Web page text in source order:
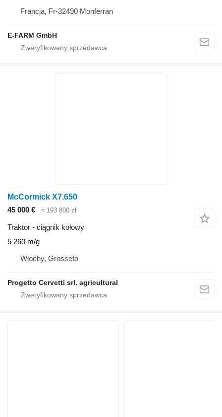
Francja, Fr-32490 Monferran
E-FARM GmbH
McCormick X7.650
45 000 €
≈ 193 800 zł
Traktor - ciągnik kołowy
5 260 m/g
Włochy, Grosseto
Progetto Cervetti srl. agricultural